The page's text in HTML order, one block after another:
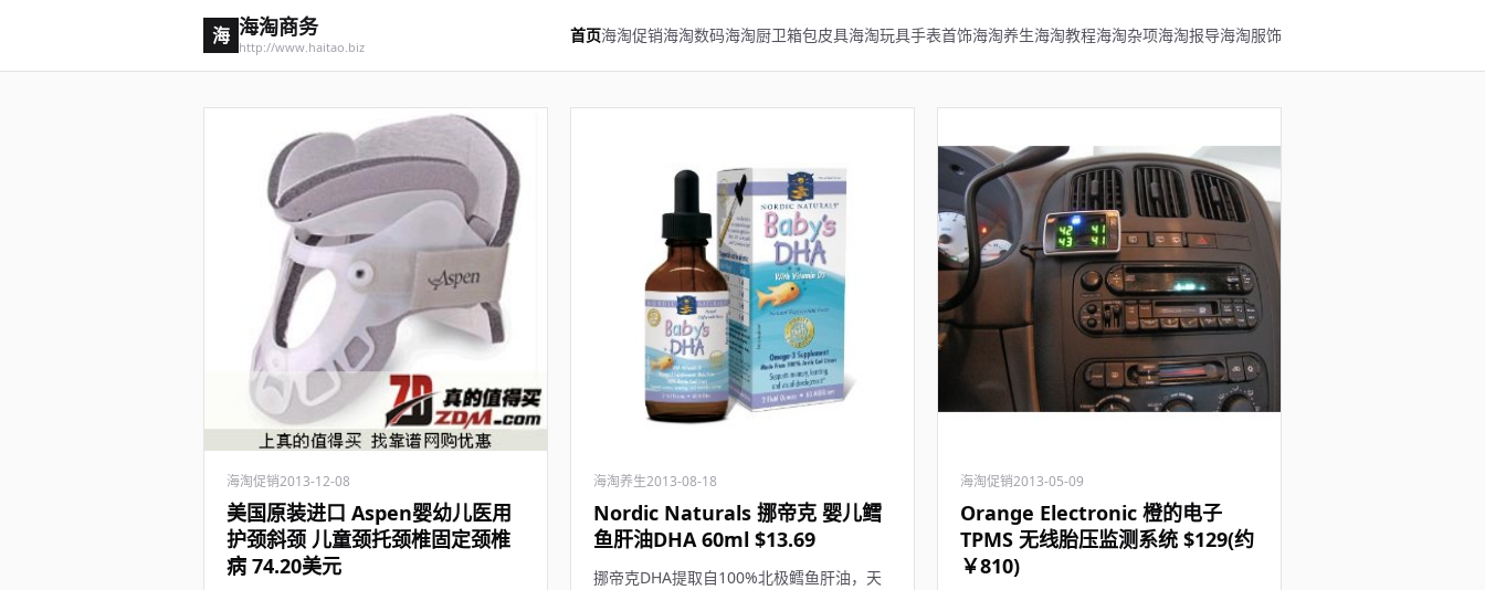
海 海淘商务
http://www.haitao.biz
首页海淘促销海淘数码海淘厨卫箱包皮具海淘玩具手表首饰海淘养生海淘教程海淘杂项海淘报导海淘服饰
海淘促销2013-12-08
美国原装进口 Aspen婴幼儿医用
护颈斜颈 儿童颈托颈椎固定颈椎
病 74.20美元
海淘养生2013-08-18
Nordic Naturals 挪帝克 婴儿鳕
鱼肝油DHA 60ml $13.69
挪帝克DHA提取自100%北极鳕鱼肝油，天
海淘促销2013-05-09
Orange Electronic 橙的电子
TPMS 无线胎压监测系统 $129(约
￥810)